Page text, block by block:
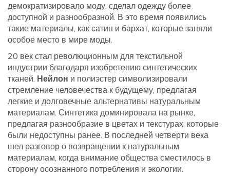
демократизировало моду, сделал одежду более
доступной и разнообразной. В это время появились
такие материалы, как сатин и бархат, которые заняли
особое место в мире моды.
20 век стал революционным для текстильной
индустрии благодаря изобретению синтетических
тканей. Нейлон и полиэстер символизировали
стремление человечества к будущему, предлагая
легкие и долговечные альтернативы натуральным
материалам. Синтетика доминировала на рынке,
предлагая разнообразие в цветах и текстурах, которые
были недоступны ранее. В последней четверти века
шел разговор о возвращении к натуральным
материалам, когда внимание общества сместилось в
сторону осознанного потребления и экологии.